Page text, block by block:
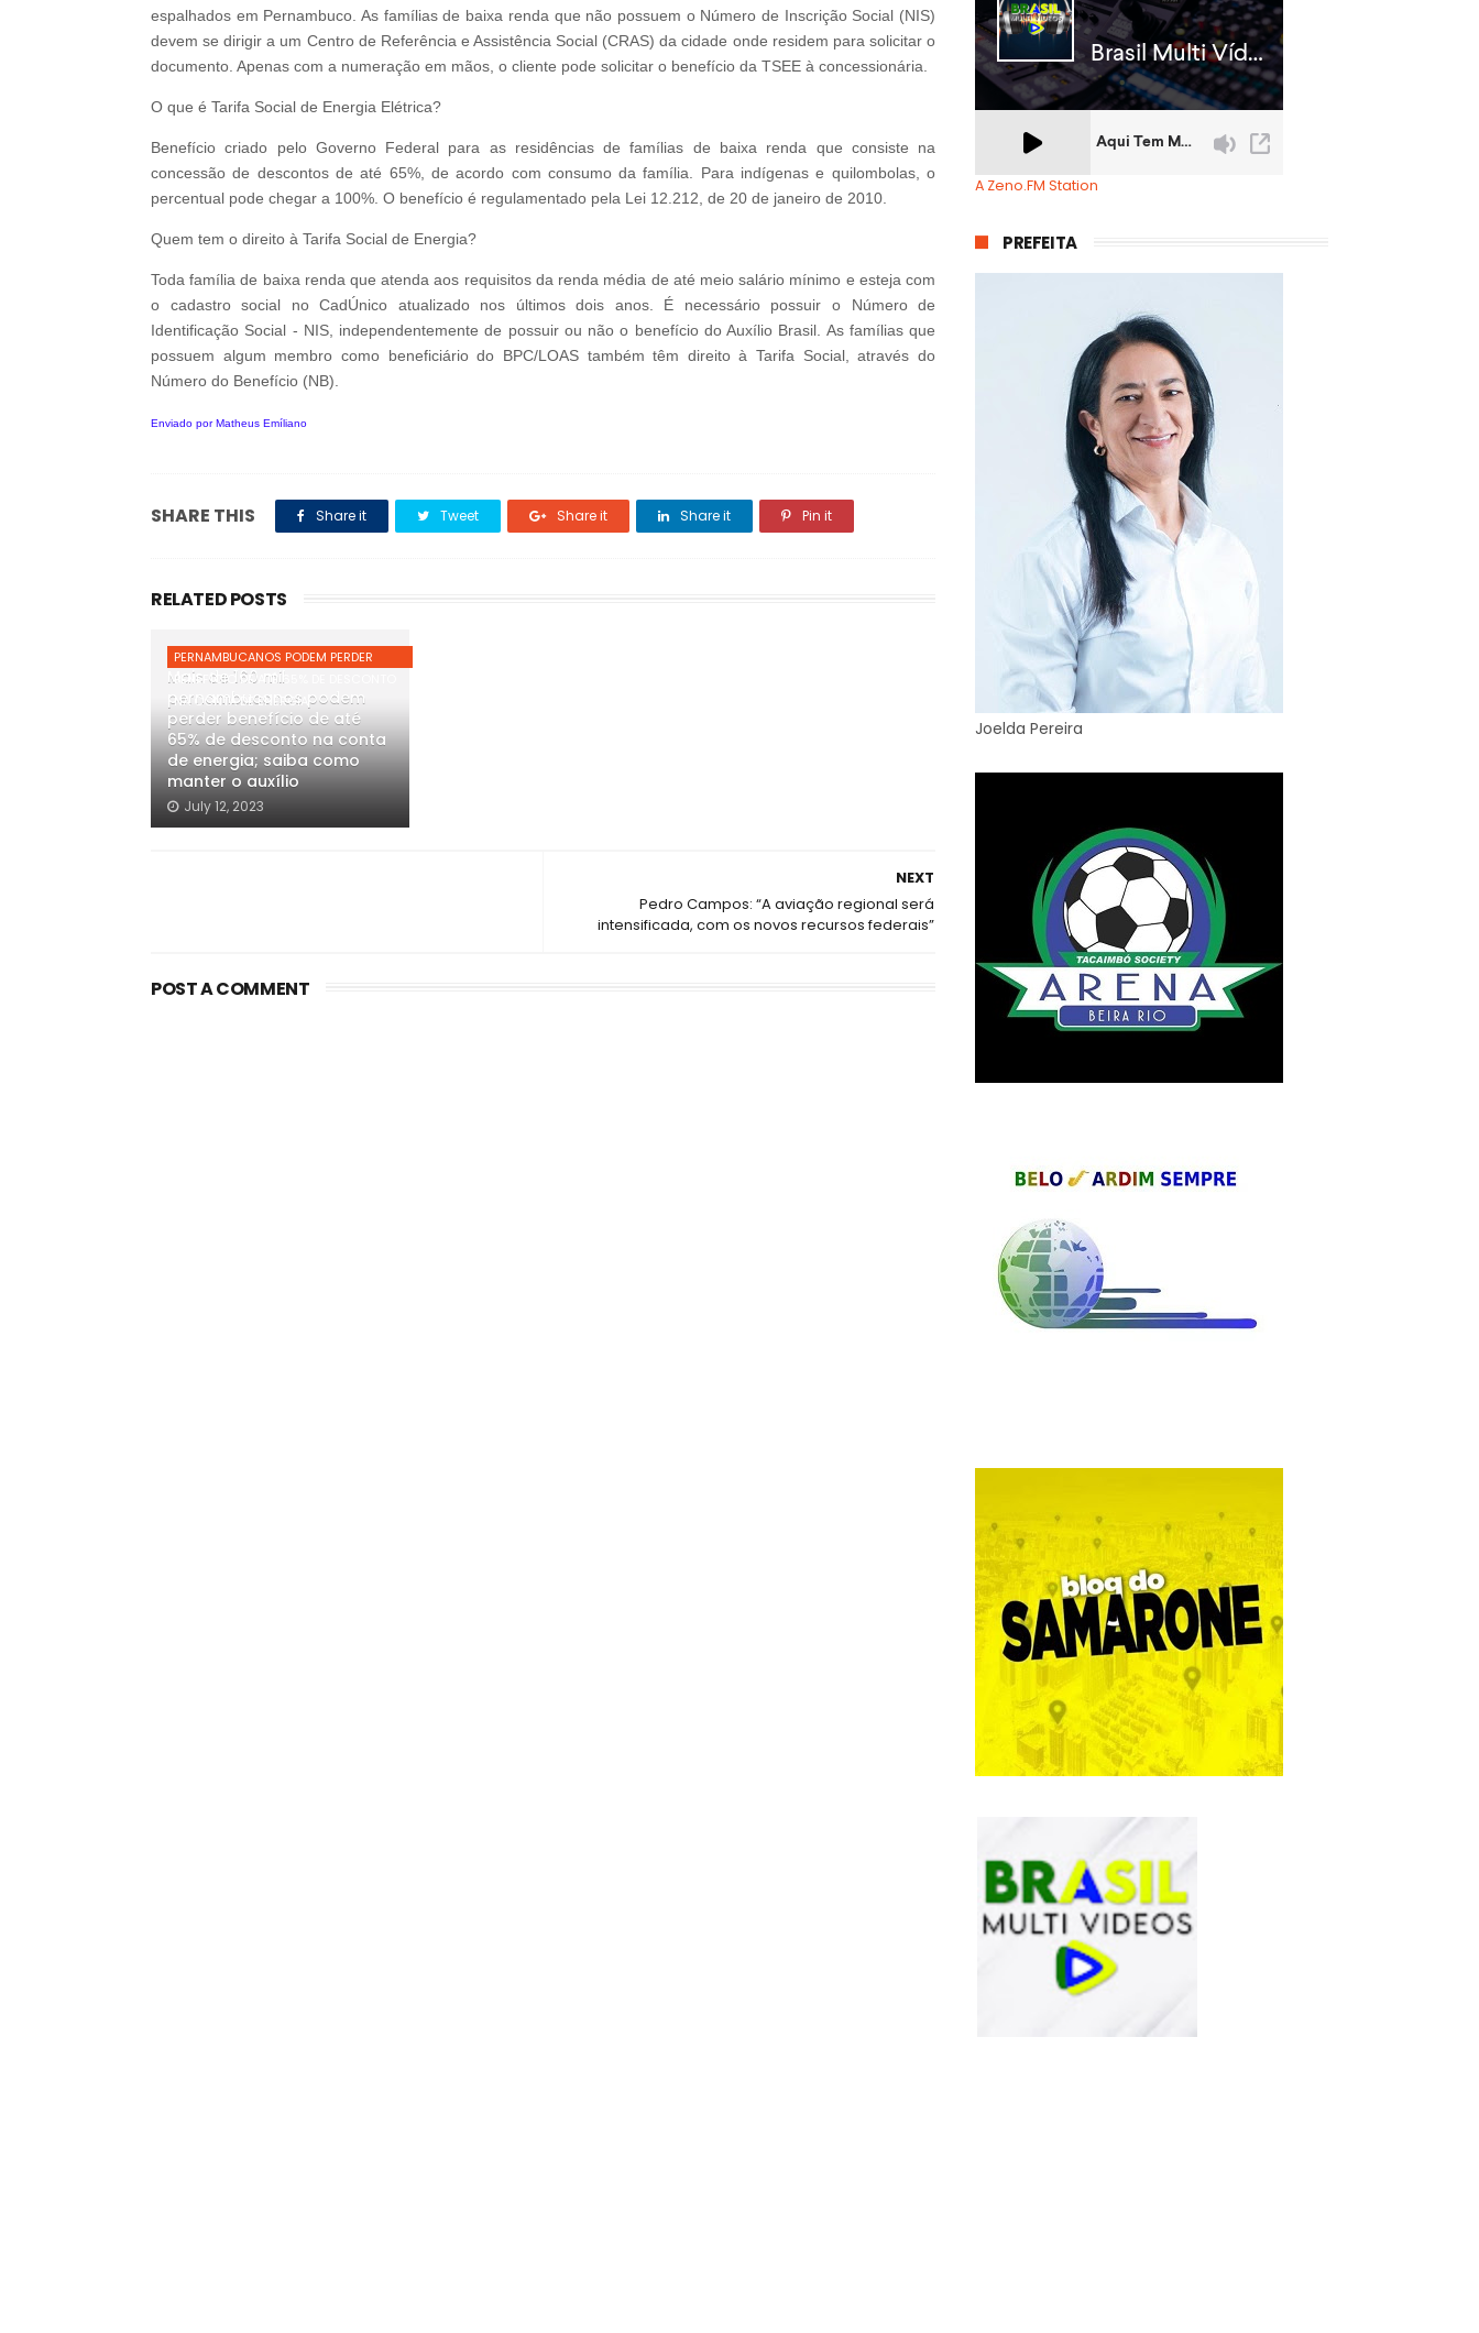
espalhados em Pernambuco. As famílias de baixa renda que não possuem o Número de Inscrição Social (NIS)
devem se dirigir a um Centro de Referência e Assistência Social (CRAS) da cidade onde residem para solicitar o
documento. Apenas com a numeração em mãos, o cliente pode solicitar o benefício da TSEE à concessionária.
O que é Tarifa Social de Energia Elétrica?
Benefício criado pelo Governo Federal para as residências de famílias de baixa renda que consiste na
concessão de descontos de até 65%, de acordo com consumo da família. Para indígenas e quilombolas, o
percentual pode chegar a 100%. O benefício é regulamentado pela Lei 12.212, de 20 de janeiro de 2010.
Quem tem o direito à Tarifa Social de Energia?
Toda família de baixa renda que atenda aos requisitos da renda média de até meio salário mínimo e esteja com
o cadastro social no CadÚnico atualizado nos últimos dois anos. É necessário possuir o Número de
Identificação Social - NIS, independentemente de possuir ou não o benefício do Auxílio Brasil. As famílias que
possuem algum membro como beneficiário do BPC/LOAS também têm direito à Tarifa Social, através do
Número do Benefício (NB).
Enviado por Matheus Emíliano
SHARE THIS Share it Tweet Share it Share it Pin it
RELATED POSTS
PERNAMBUCANOS PODEM PERDER
BENEFÍCIO DE ATÉ 65% DE DESCONTO
NA CONTA DE ENERGIA
Mais de 160 mil
pernambucanos podem
perder benefício de até
65% de desconto na conta
de energia; saiba como
manter o auxílio
July 12, 2023
NEXT
Pedro Campos: “A aviação regional será
intensificada, com os novos recursos federais”
POST A COMMENT
A Zeno.FM Station
PREFEITA
Joelda Pereira